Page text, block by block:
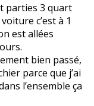
parties 3 quart
c’est à 1
est allées
bien passé,
parce que j’ai
l’ensemble ça